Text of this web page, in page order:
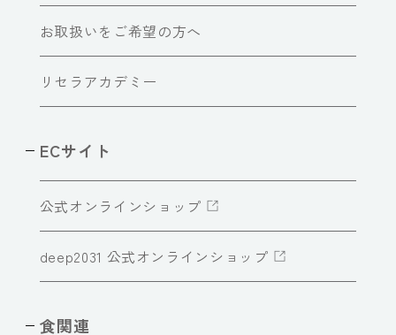
お取扱いをご希望の方へ
リセラアカデミー
ECサイト
公式オンラインショップ
deep2031 公式オンラインショップ
食関連